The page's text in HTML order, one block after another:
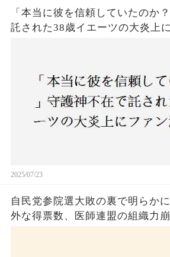
「本当に彼を信頼していたのか
託された38歳イエーツの大炎上
2025/07/23
自民党参院選大敗の裏で明らか
外な得票数、医師連盟の組織力